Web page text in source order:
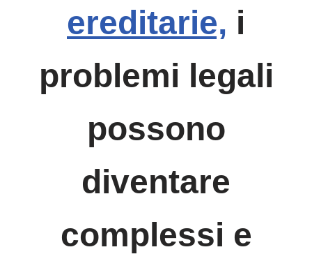
ereditarie, i
problemi legali
possono
diventare
complessi e